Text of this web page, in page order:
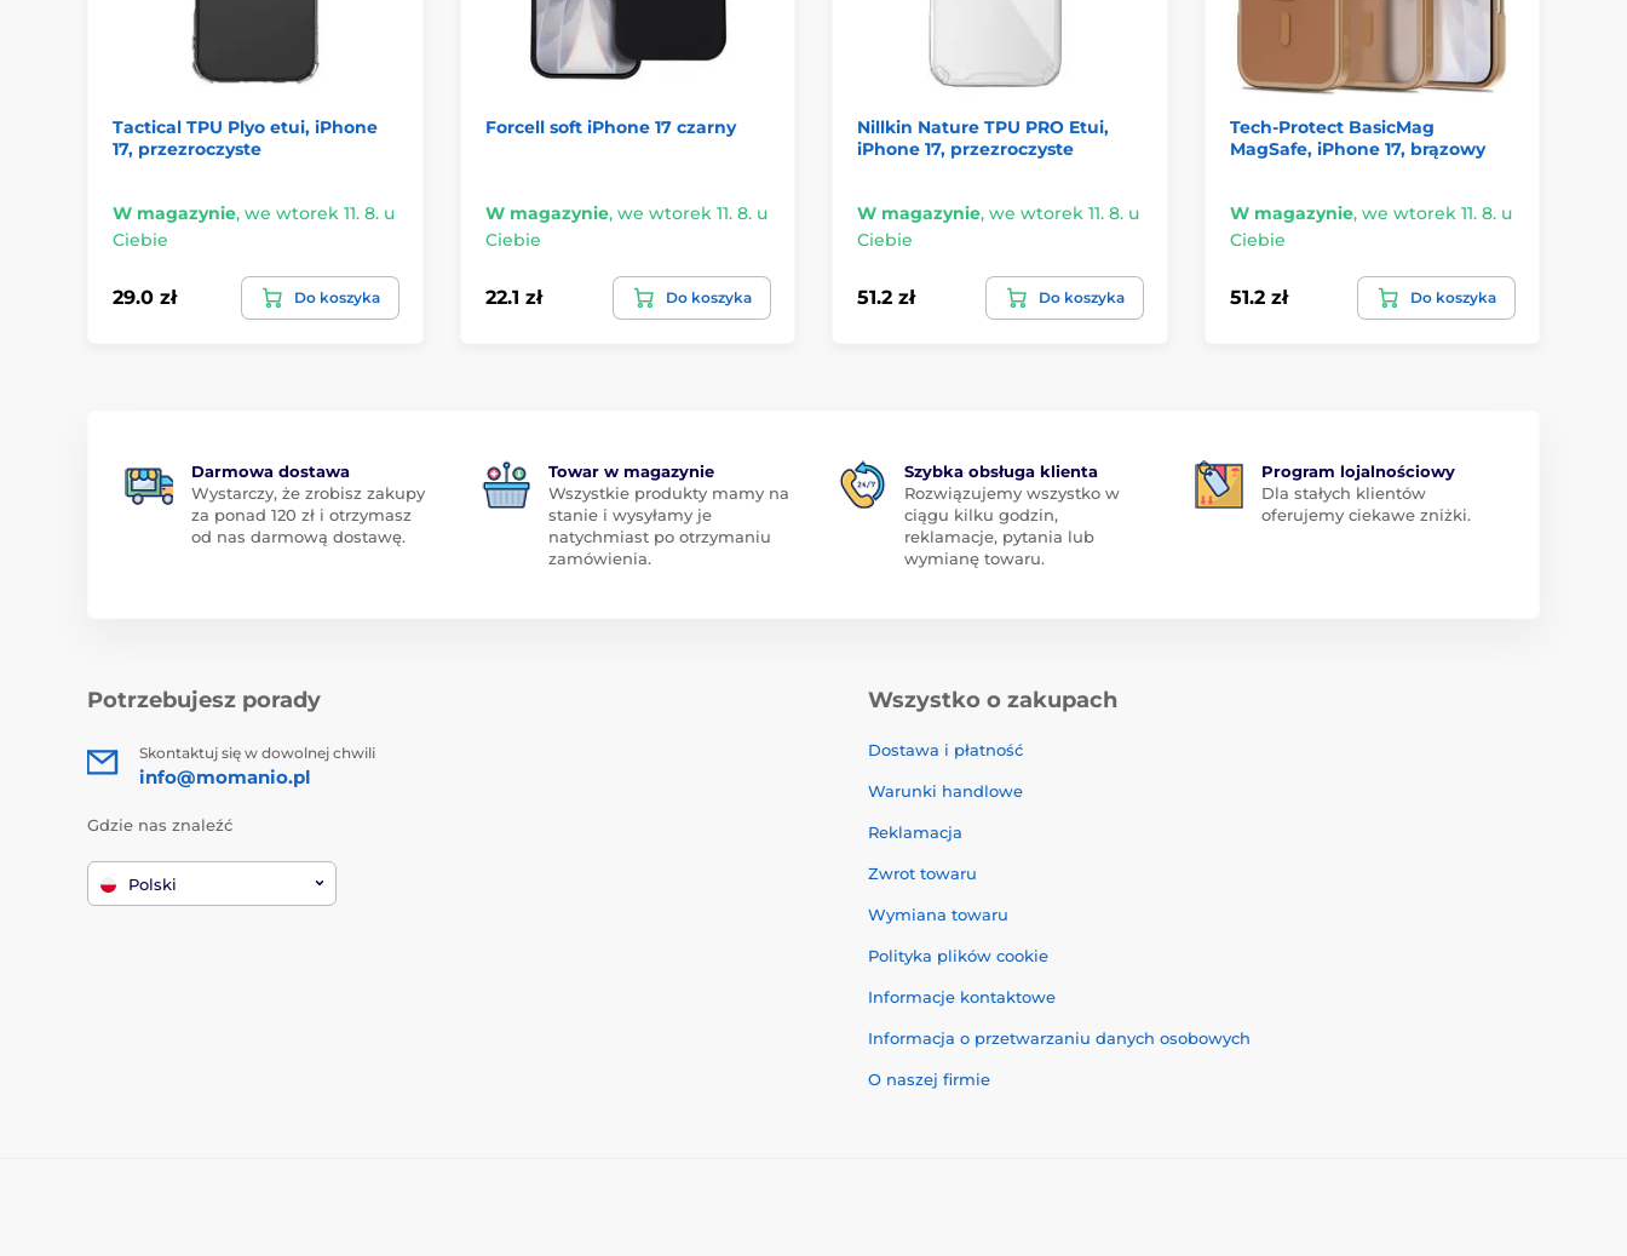
Tactical TPU Plyo etui, iPhone
17, przezroczyste
W magazynie, we wtorek 11. 8. u
Ciebie
29.0 zł Do koszyka
Forcell soft iPhone 17 czarny
W magazynie, we wtorek 11. 8. u
Ciebie
22.1 zł Do koszyka
Nillkin Nature TPU PRO Etui,
iPhone 17, przezroczyste
W magazynie, we wtorek 11. 8. u
Ciebie
51.2 zł Do koszyka
Tech-Protect BasicMag
MagSafe, iPhone 17, brązowy
W magazynie, we wtorek 11. 8. u
Ciebie
51.2 zł Do koszyka
Darmowa dostawa
Wystarczy, że zrobisz zakupy
za ponad 120 zł i otrzymasz
od nas darmową dostawę.
Towar w magazynie
Wszystkie produkty mamy na
stanie i wysyłamy je
natychmiast po otrzymaniu
zamówienia.
Szybka obsługa klienta
Rozwiązujemy wszystko w
ciągu kilku godzin,
reklamacje, pytania lub
wymianę towaru.
Program lojalnościowy
Dla stałych klientów
oferujemy ciekawe zniżki.
Potrzebujesz porady
Skontaktuj się w dowolnej chwili
info@momanio.pl
Gdzie nas znaleźć
Polski
Wszystko o zakupach
Dostawa i płatność
Warunki handlowe
Reklamacja
Zwrot towaru
Wymiana towaru
Polityka plików cookie
Informacje kontaktowe
Informacja o przetwarzaniu danych osobowych
O naszej firmie